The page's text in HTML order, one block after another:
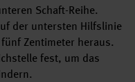
Schaft-Reihe.
der untersten Hilfslinie
Zentimeter heraus.
fest, um das